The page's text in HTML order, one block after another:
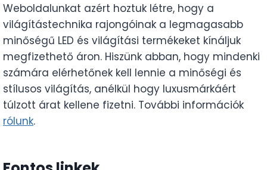
Weboldalunkat azért hoztuk létre, hogy a
világítástechnika rajongóinak a legmagasabb
minőségű LED és világítási termékeket kínáljuk
megfizethető áron. Hiszünk abban, hogy mindenki
számára elérhetőnek kell lennie a minőségi és
stílusos világítás, anélkül hogy luxusmárkáért
túlzott árat kellene fizetni. További információk
rólunk.